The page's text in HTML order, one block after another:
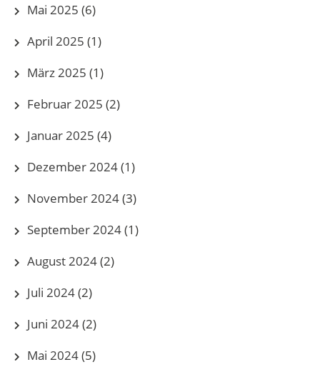
Mai 2025 (6)
April 2025 (1)
März 2025 (1)
Februar 2025 (2)
Januar 2025 (4)
Dezember 2024(1)
November 2024(3)
September 2024(1)
August 2024(2)
Juli 2024(2)
Juni 2024(2)
Mai 2024(5)